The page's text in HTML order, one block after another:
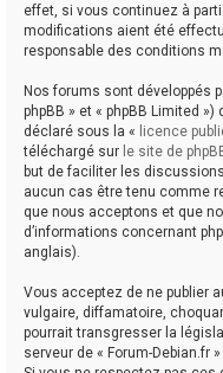
effet, si vous continuez à
modifications aient été
responsable des conditions
Nos forums sont développés
phpBB » et « phpBB Limited
déclaré sous la « licence
téléchargé sur le site de
but de faciliter les
aucun cas être tenu comme
que nous acceptons et que
d’informations concernant
anglais).
Vous acceptez de ne publier
vulgaire, diffamatoire,
pourrait transgresser la
serveur de « Forum-Debian.fr